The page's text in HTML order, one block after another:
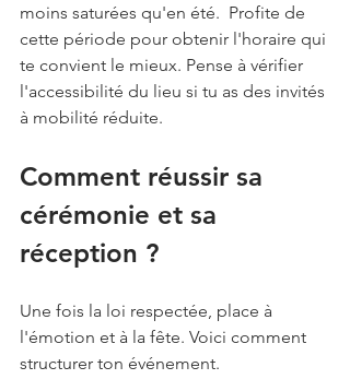
moins saturées qu'en été.  Profite de
cette période pour obtenir l'horaire qui
te convient le mieux. Pense à vérifier
l'accessibilité du lieu si tu as des invités
à mobilité réduite.
Comment réussir sa
cérémonie et sa
réception ?
Une fois la loi respectée, place à
l'émotion et à la fête. Voici comment
structurer ton événement.